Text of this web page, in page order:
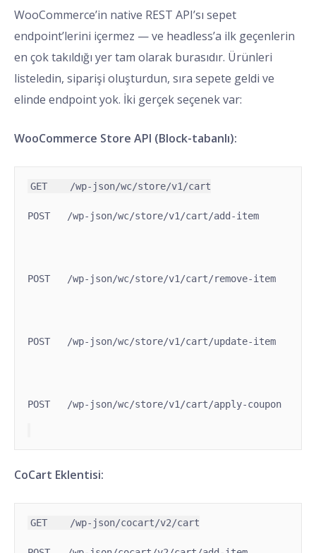
WooCommerce’in native REST API’sı sepet
endpoint’lerini içermez — ve headless’a ilk geçenlerin
en çok takıldığı yer tam olarak burasıdır. Ürünleri
listeledin, siparişi oluşturdun, sıra sepete geldi ve
elinde endpoint yok. İki gerçek seçenek var:
WooCommerce Store API (Block-tabanlı):
POST   /wp-json/wc/store/v1/cart/add-item
POST   /wp-json/wc/store/v1/cart/remove-item
POST   /wp-json/wc/store/v1/cart/update-item
POST   /wp-json/wc/store/v1/cart/apply-coupon
CoCart Eklentisi: